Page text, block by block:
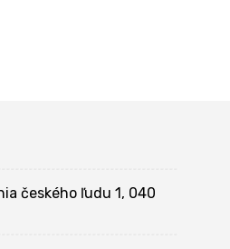
českého ľudu 1, 040